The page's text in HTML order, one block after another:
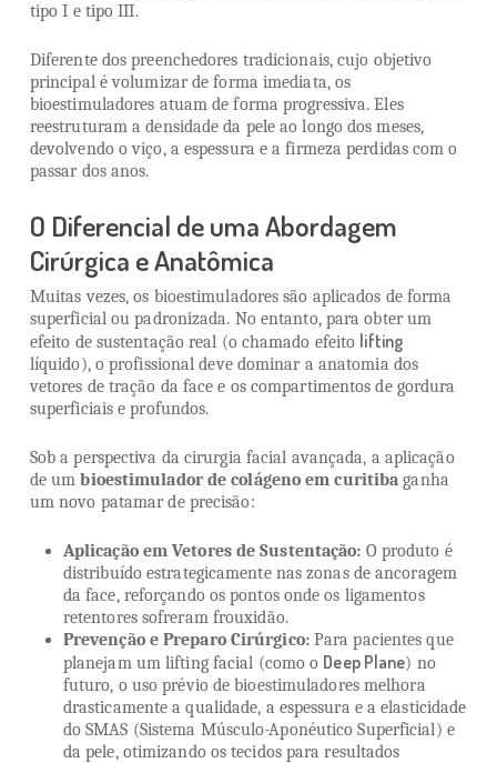
tipo I e tipo III.
Diferente dos preenchedores tradicionais, cujo objetivo
principal é volumizar de forma imediata, os
bioestimuladores atuam de forma progressiva. Eles
reestruturam a densidade da pele ao longo dos meses,
devolvendo o viço, a espessura e a firmeza perdidas com o
passar dos anos.
O Diferencial de uma Abordagem
Cirúrgica e Anatômica
Muitas vezes, os bioestimuladores são aplicados de forma
superficial ou padronizada. No entanto, para obter um
efeito de sustentação real (o chamado efeito lifting
líquido), o profissional deve dominar a anatomia dos
vetores de tração da face e os compartimentos de gordura
superficiais e profundos.
Sob a perspectiva da cirurgia facial avançada, a aplicação
de umbioestimulador de colágeno em curitiba ganha
um novo patamar de precisão:
Aplicação em Vetores de Sustentação: O produto é
distribuído estrategicamente nas zonas de ancoragem
da face, reforçando os pontos onde os ligamentos
retentores sofreram frouxidão.
Prevenção e Preparo Cirúrgico:Para pacientes que
planejam um lifting facial (como o Deep Plane) no
futuro, o uso prévio de bioestimuladores melhora
drasticamente a qualidade, a espessura e a elasticidade
do SMAS (Sistema Músculo-Aponéutico Superficial) e
da pele, otimizando os tecidos para resultados